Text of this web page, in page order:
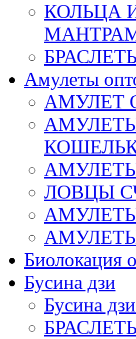
КОЛЬЦА
Амулеты
АМУЛЕТ
ЛОВЦЫ
Биолокация
Бусина дзи
Бусина